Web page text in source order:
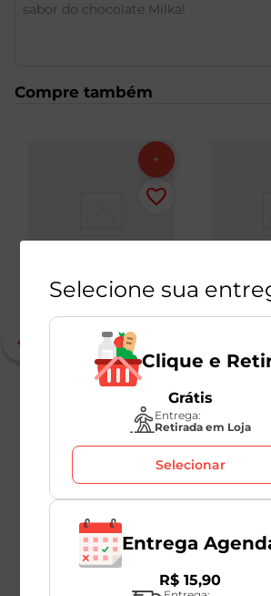
sabor do chocolate Milka!
Compre também
Chocolate ao Leite
9,98
Garoto
Unidade
R$ 22,
Selecione sua
Clique e
Grátis
Entrega:
Retirada em Loja
Selecionar
Entrega
R$ 15,90